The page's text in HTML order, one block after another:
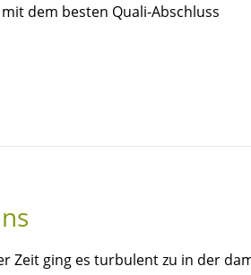
dem besten Quali-Abschluss
Zeit ging es turbulent zu in der